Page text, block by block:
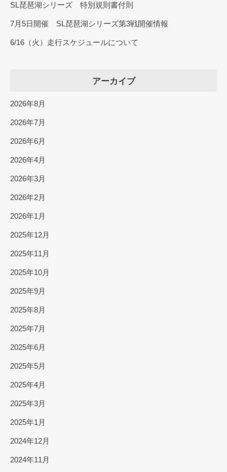
SL琵琶湖シリーズ 特別規則書付則
7月5日開催 SL琵琶湖シリーズ第3戦開催情報
6/16（火）走行スケジュールについて
アーカイブ
2026年8月
2026年7月
2026年6月
2026年4月
2026年3月
2026年2月
2026年1月
2025年12月
2025年11月
2025年10月
2025年9月
2025年8月
2025年7月
2025年6月
2025年5月
2025年4月
2025年3月
2025年1月
2024年12月
2024年11月